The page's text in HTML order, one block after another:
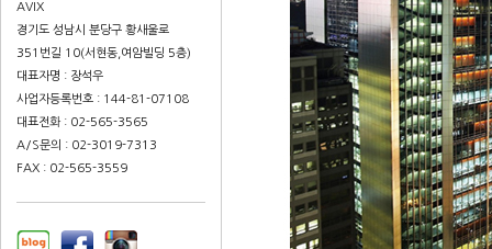
AVIX
경기도 성남시 분당구 황새울로
351번길 10(서현동,여암빌딩 5층)
대표자명 : 장석우
사업자등록번호 : 144-81-07108
대표전화 : 02-565-3565
A/S문의 : 02-3019-7313
FAX : 02-565-3559